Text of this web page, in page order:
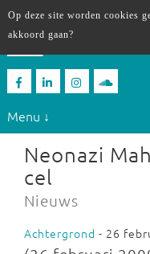
Menu ↓
Neonazi
cel
Nieuws
Achtergrond - 26
Op deze site worden cookies
akkoord gaan?